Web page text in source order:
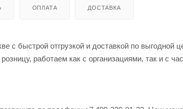
ОПЛАТА ДОСТАВКА
быстрой отгрузкой и доставкой по выгодной
работаем как с организациями, так и с